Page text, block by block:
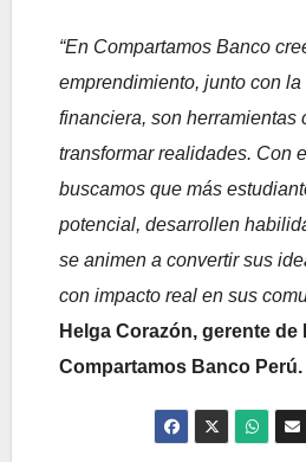
“En Compartamos Banco
emprendimiento, junto con
financiera, son herramientas
transformar realidades. Con
buscamos que más
potencial, desarrollen
se animen a convertir sus
con impacto real en sus
Helga Corazón, gerente de
Compartamos Banco Perú.